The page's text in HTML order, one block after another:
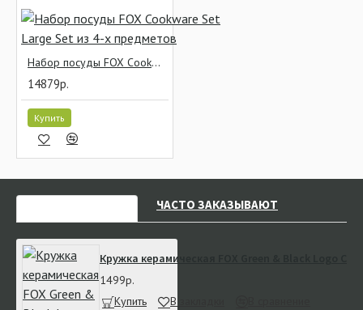
Набор посуды FOX Cookware Set Large Set из 4-х предметов
14879р.
Купить
ЧАСТО ЗАКАЗЫВАЮТ
Кружка керамическая FOX Green & Black Logo
1499р.
Купить
В закладки